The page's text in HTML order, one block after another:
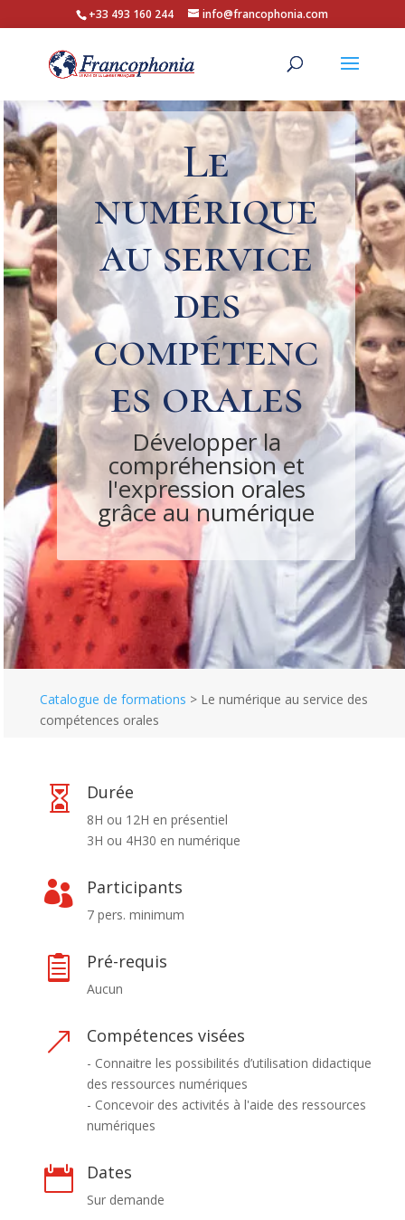
+33 493 160 244 info@francophonia.com
Le
numérique
au service
des
compétenc
es orales
Développer la
compréhension et
l'expression orales
grâce au numérique
Catalogue de formations > Le numérique au service des
compétences orales
 Durée
8H ou 12H en présentiel
3H ou 4H30 en numérique
 Participants
7 pers. minimum
 Pré-requis
Aucun
& Compétences visées
- Connaitre les possibilités d’utilisation didactique
des ressources numériques
- Concevoir des activités à l'aide des ressources
numériques
 Dates
Sur demande